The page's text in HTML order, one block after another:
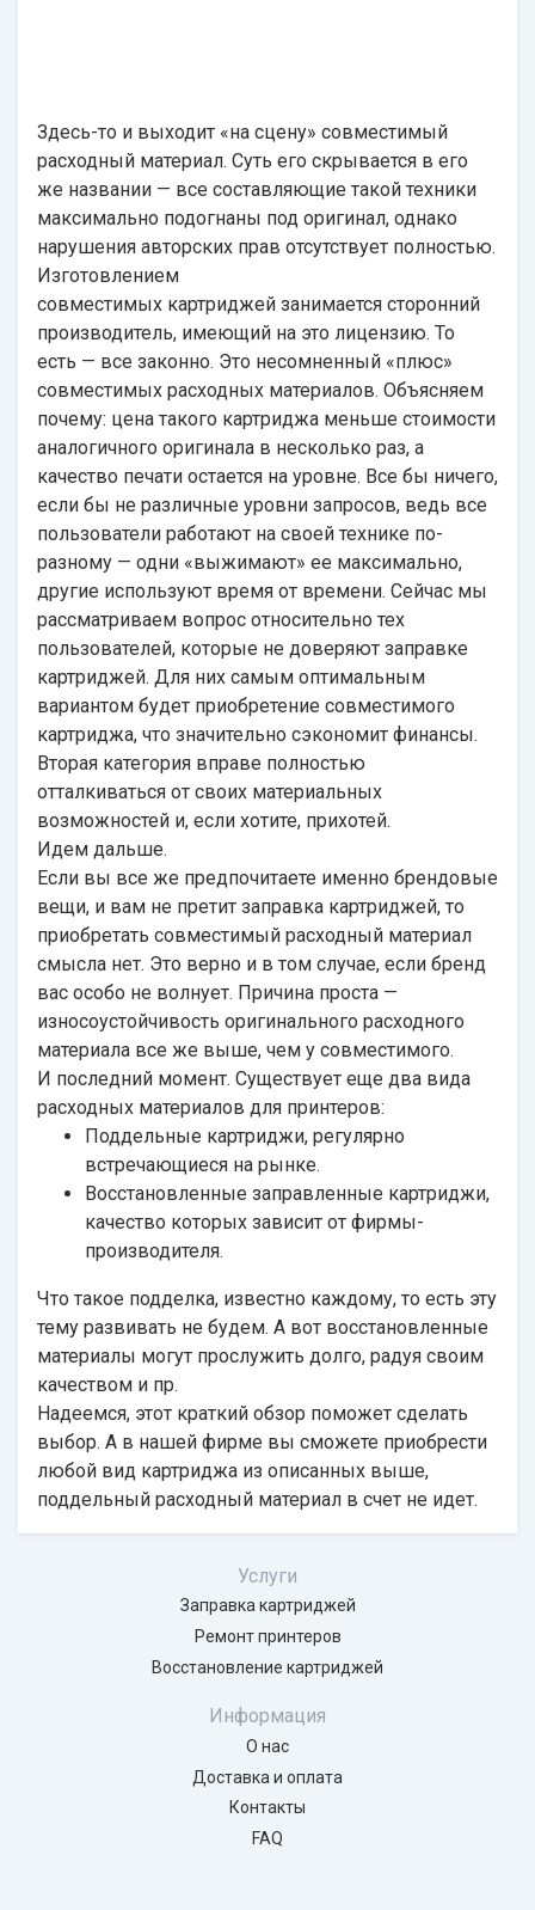
Здесь-то и выходит «на сцену» совместимый
расходный материал. Суть его скрывается в его
же названии — все составляющие такой техники
максимально подогнаны под оригинал, однако
нарушения авторских прав отсутствует полностью.
Изготовлением
совместимых картриджей занимается сторонний
производитель, имеющий на это лицензию. То
есть — все законно. Это несомненный «плюс»
совместимых расходных материалов. Объясняем
почему: цена такого картриджа меньше стоимости
аналогичного оригинала в несколько раз, а
качество печати остается на уровне. Все бы ничего,
если бы не различные уровни запросов, ведь все
пользователи работают на своей технике по-
разному — одни «выжимают» ее максимально,
другие используют время от времени. Сейчас мы
рассматриваем вопрос относительно тех
пользователей, которые не доверяют заправке
картриджей. Для них самым оптимальным
вариантом будет приобретение совместимого
картриджа, что значительно сэкономит финансы.
Вторая категория вправе полностью
отталкиваться от своих материальных
возможностей и, если хотите, прихотей.
Идем дальше.
Если вы все же предпочитаете именно брендовые
вещи, и вам не претит заправка картриджей, то
приобретать совместимый расходный материал
смысла нет. Это верно и в том случае, если бренд
вас особо не волнует. Причина проста —
износоустойчивость оригинального расходного
материала все же выше, чем у совместимого.
И последний момент. Существует еще два вида
расходных материалов для принтеров:
Поддельные картриджи, регулярно
встречающиеся на рынке.
Восстановленные заправленные картриджи,
качество которых зависит от фирмы-
производителя.
Что такое подделка, известно каждому, то есть эту
тему развивать не будем. А вот восстановленные
материалы могут прослужить долго, радуя своим
качеством и пр.
Надеемся, этот краткий обзор поможет сделать
выбор. А в нашей фирме вы сможете приобрести
любой вид картриджа из описанных выше,
поддельный расходный материал в счет не идет.
Услуги
Заправка картриджей
Ремонт принтеров
Восстановление картриджей
Информация
О нас
Доставка и оплата
Контакты
FAQ